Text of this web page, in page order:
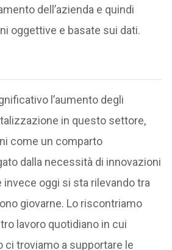
dell’azienda e quindi
oggettive e basate sui dati.
l’aumento degli
in questo settore,
come un comparto
dalla necessità di innovazioni
oggi si sta rilevando tra
giovarne. Lo riscontriamo
lavoro quotidiano in cui
ci troviamo a supportare le